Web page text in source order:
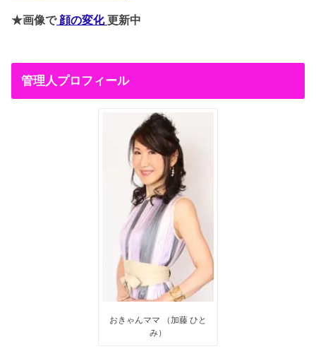
★画像で顔の変化更新中
管理人プロフィール
おきゃんママ （加藤 ひと
み）